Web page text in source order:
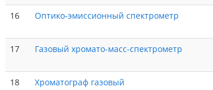
16 Оптико-эмиссионный спектрометр
17 Газовый хромато-масс-спектрометр
18 Хроматограф газовый